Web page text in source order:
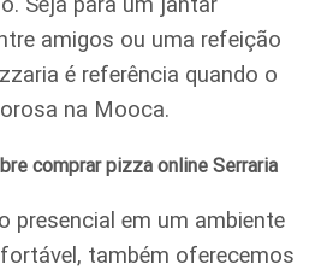
Seja para um jantar
amigos ou uma refeição
é referência quando o
na Mooca.
comprar pizza online Serraria
presencial em um ambiente
também oferecemos